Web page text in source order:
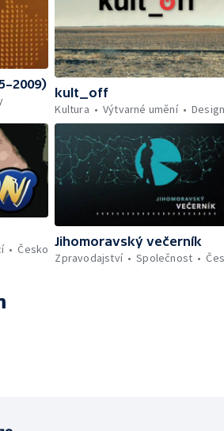
kult_off
Kultura
Výtvarné umění
Česko
Jihomoravský večerník
Zpravodajství
Společnost